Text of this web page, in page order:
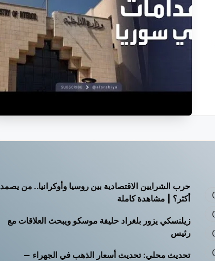
حرب الشرايين الاقتصادية بين روسيا وأوكرانيا.. من يصمد
أكثر؟ | مشاهدة كاملة
زيلنسكي يزور بلغراد حليفة موسكو ويبحث العلاقات مع
رئيس
تحديث محلي: تحديث أسعار الذهب في الجهراء —